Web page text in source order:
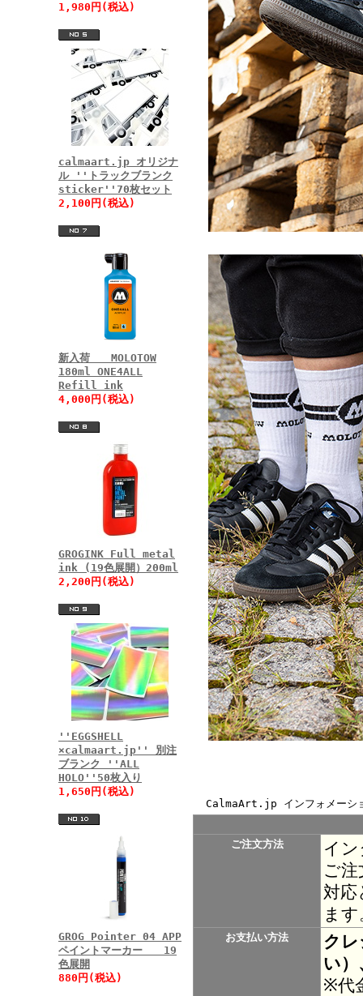
1,980円(税込)
calmaart.jp オリジナ
ル ''トラックブランク
sticker''70枚セット
2,100円(税込)
新入荷 MOLOTOW
180ml ONE4ALL
Refill ink
4,000円(税込)
GROGINK Full metal
ink (19色展開）200ml
2,200円(税込)
''EGGSHELL
×calmaart.jp'' 別注
ブランク ''ALL
HOLO''50枚入り
1,650円(税込)
GROG Pointer 04 APP
ペイントマーカー 19
色展開
880円(税込)
CalmaArt.jp インフォメーシ
ご注文方法
イ
ご
対
ま
お支払い方法
ク
い）
※代